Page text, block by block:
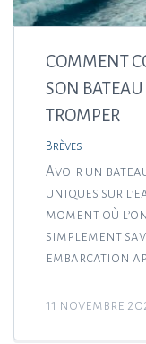
COMMENT
SON BATEAU
TROMPER
Brèves
Avoir un
uniques sur
moment où
simplement
embarcation
11 novembre